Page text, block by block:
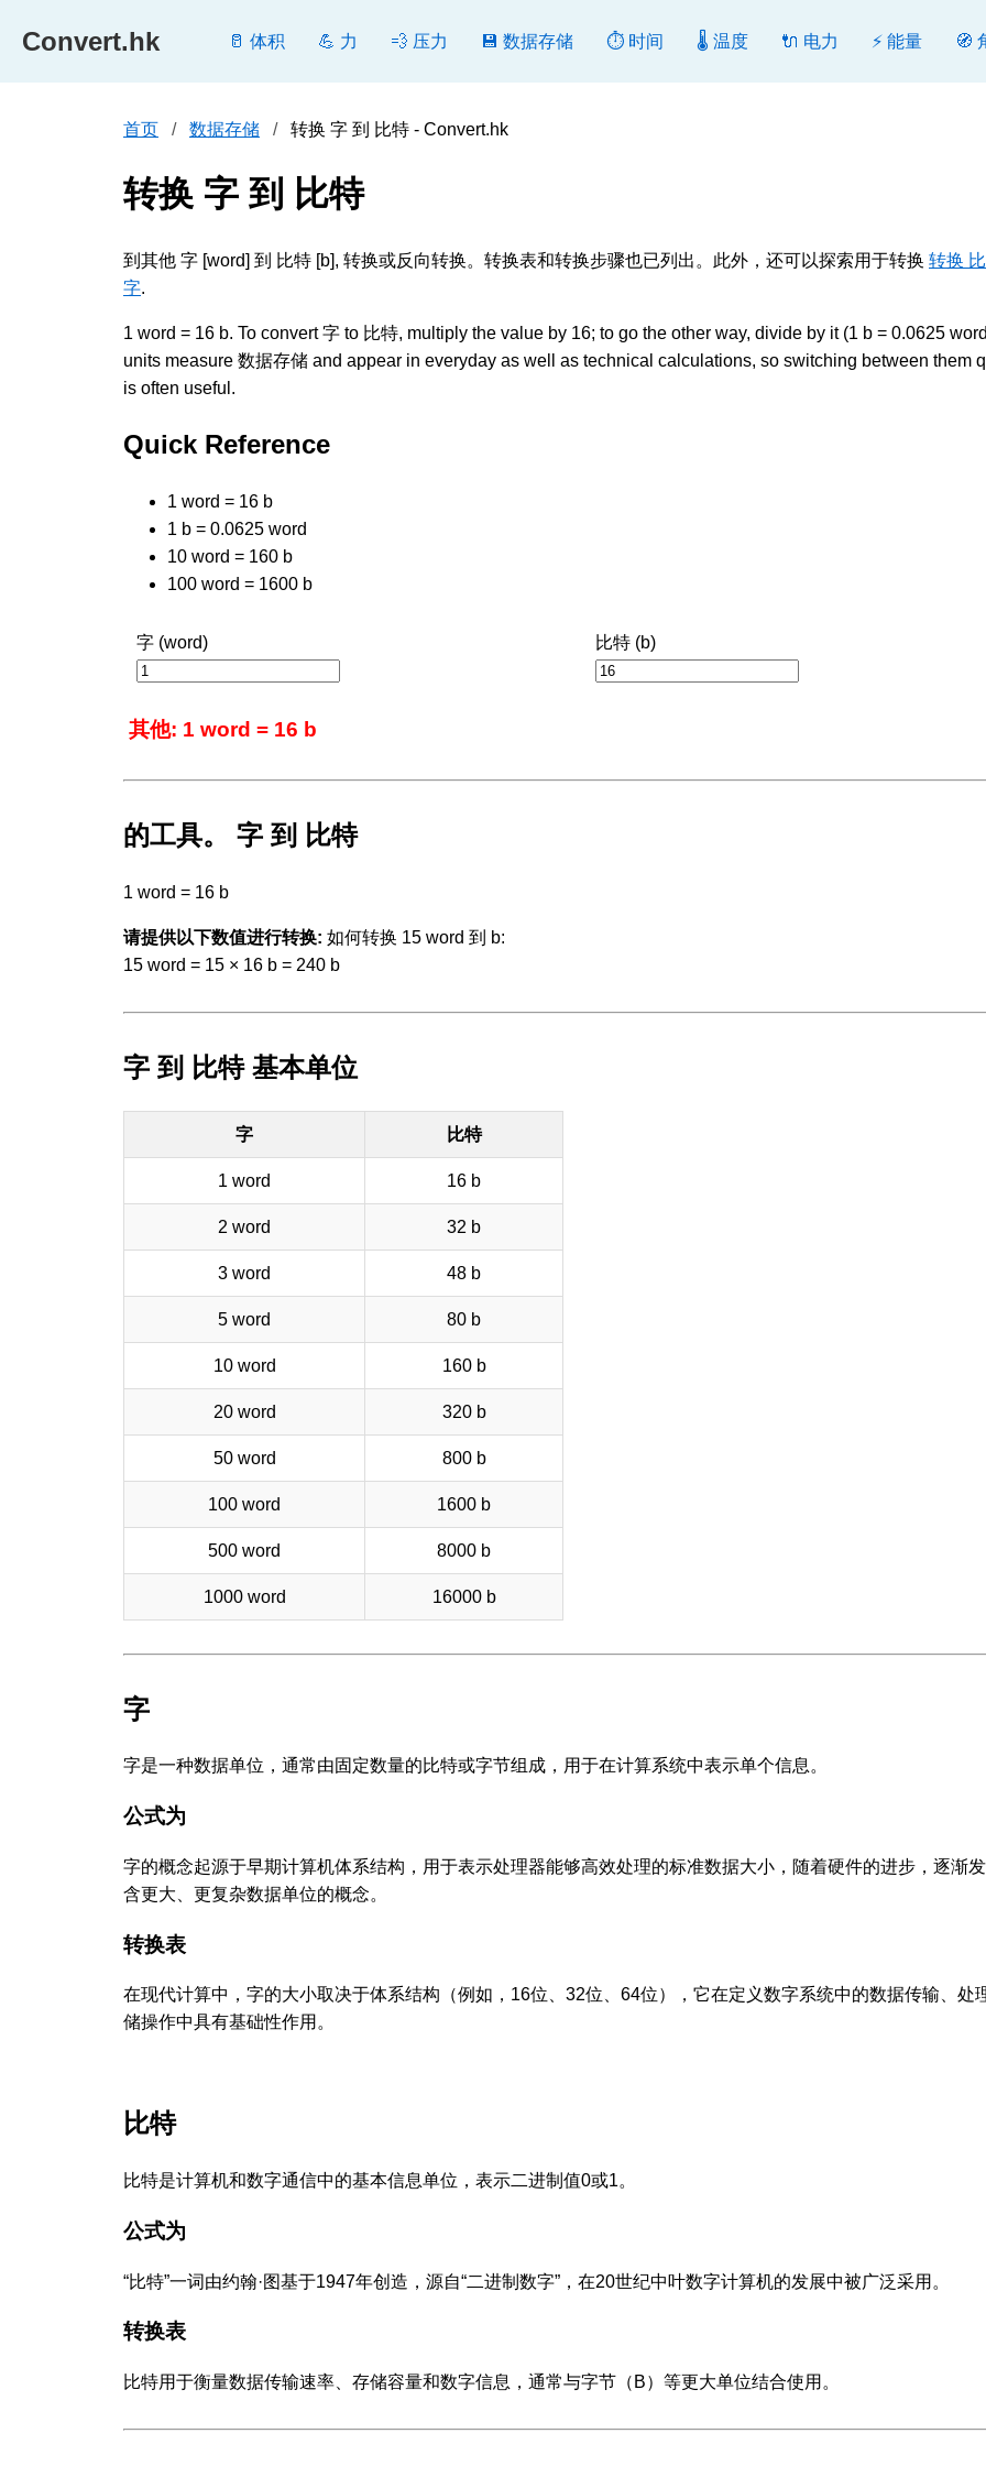
Convert.hk 🥛 体积 💪 力 💨 压力 💾 数据存储 ⏱️ 时间 🌡️ 温度 🔌 电力 ⚡ 能量 🧭
首页 数据存储 转换 字 到 比特 - Convert.hk
转换 字 到 比特
到其他 字 [word] 到 比特 [b], 转换或反向转换。转换表和转换步骤也已列出。此外，还可以探索用于转换 转换
字.
1 word = 16 b. To convert 字 to 比特, multiply the value by 16; to go the other way, divide by it (1 b = 0.0625
units measure 数据存储 and appear in everyday as well as technical calculations, so switching between them
is often useful.
Quick Reference
1 word = 16 b
1 b = 0.0625 word
10 word = 160 b
100 word = 1600 b
字 (word) 比特 (b)
其他: 1 word = 16 b
的工具。 字 到 比特
1 word = 16 b
请提供以下数值进行转换: 如何转换 15 word 到 b:
15 word = 15 × 16 b = 240 b
字 到 比特 基本单位
字 比特
1 word 16 b
2 word 32 b
3 word 48 b
5 word 80 b
10 word 160 b
20 word 320 b
50 word 800 b
100 word 1600 b
500 word 8000 b
1000 word 16000 b
字
字是一种数据单位，通常由固定数量的比特或字节组成，用于在计算系统中表示单个信息。
公式为
字的概念起源于早期计算机体系结构，用于表示处理器能够高效处理的标准数据大小，随着硬件的进步，逐渐
含更大、更复杂数据单位的概念。
转换表
在现代计算中，字的大小取决于体系结构（例如，16位、32位、64位），它在定义数字系统中的数据传输、处
储操作中具有基础性作用。
比特
比特是计算机和数字通信中的基本信息单位，表示二进制值0或1。
公式为
“比特”一词由约翰·图基于1947年创造，源自“二进制数字”，在20世纪中叶数字计算机的发展中被广泛采用。
转换表
比特用于衡量数据传输速率、存储容量和数字信息，通常与字节（B）等更大单位结合使用。